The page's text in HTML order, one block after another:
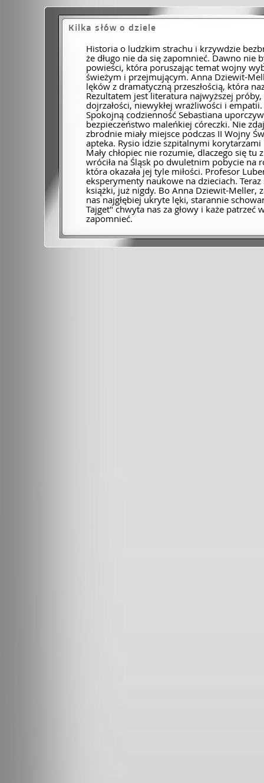
Kilka słów o dziele
Historia o ludzkim strachu i krzywdzie
że długo nie da się zapomnieć. Dawno nie
powieści, która poruszając temat wojny
świeżym i przejmującym. Anna Dziewit-
lęków z dramatyczną przeszłością, która
Rezultatem jest literatura najwyższej
dojrzałości, niewykłej wrażliwości i empatii.
Spokojną codzienność Sebastiana
bezpieczeństwo maleńkiej córeczki. Nie
zbrodnie miały miejsce podczas II Wojny
apteka. Rysio idzie szpitalnymi
Mały chłopiec nie rozumie, dlaczego się
wróciła na Śląsk po dwuletnim pobycie na
która okazała jej tyle miłości. Profesor
eksperymenty naukowe na dzieciach.
książki, już nigdy. Bo Anna Dziewit-Meller,
nas najgłębiej ukryte lęki, starannie
Tajget" chwyta nas za głowy i każe patrzeć
zapomnieć.